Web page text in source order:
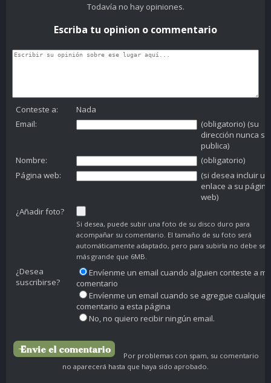
Todavía no hay opiniones.
Escriba tu opinion o commentario
Conteste a:
Nada
Email:
(obligatorio) (su
dirección nunca se
publica)
Nombre:
(obligatorio)
Página web:
(si desea incluir un
enlace a su página
web)
¿Añadir foto?
Si desea, puede subir una foto de su disco duro para
acompañar su comentario. El tamaño de su foto será
automáticamente adaptado, pero para subirla no debe ser
más grande que 6MB.
¿Desea
suscribirse?
Envíenme un email cuando alguien conteste a mi
comentario
Envíenme un email cuando se agregue cualquier
comentario a esta página
No, no quiero recibir ningún email.
Por problemas con spam, su comentario
no aparecerá hasta que haya sido aprobado.